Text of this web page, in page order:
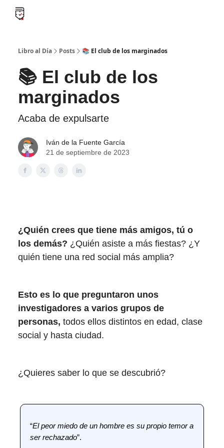
Libro al Día Posts 📚 El club de los marginados
📚 El club de los
marginados
Acaba de expulsarte
Iván de la Fuente García
21 de septiembre de 2023
¿Quién crees que tiene más amigos, tú o
los demás? ¿Quién asiste a más fiestas? ¿Y
quién tiene una red social más amplia?
Esto es lo que preguntaron unos
investigadores a varios grupos de
personas, todos ellos distintos en edad, clase
social y hasta ciudad.
¿Quieres saber lo que se descubrió?
“El peor miedo de un hombre es su propio temor a
ser rechazado”.